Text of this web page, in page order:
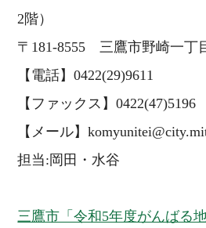
2階）
〒181-8555 三鷹市野崎一丁
【電話】0422(29)9611
【ファックス】0422(47)5196
【メール】
担当:岡田・水谷
三鷹市「令和5年度がんばる